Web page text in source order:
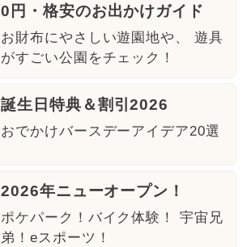
0円・格安のお出かけガイド
お財布にやさしい遊園地や、 遊具
がすごい公園をチェック！
誕生日特典＆割引2026
おでかけバースデーアイデア20選
2026年ニューオープン！
ポケパーク！バイク体験！ 宇宙兄
弟！eスポーツ！